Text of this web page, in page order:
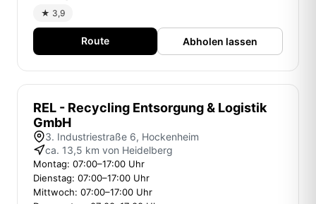
★ 3,9
Route Abholen lassen
REL - Recycling Entsorgung & Logistik
GmbH
3. Industriestraße 6, Hockenheim
ca. 13,5 km von Heidelberg
Montag: 07:00–17:00 Uhr
Dienstag: 07:00–17:00 Uhr
Mittwoch: 07:00–17:00 Uhr